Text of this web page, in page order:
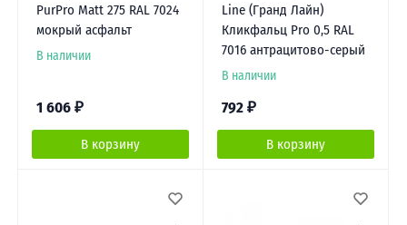
PurPro Matt 275 RAL 7024
мокрый асфальт
В наличии
1 606 ₽
В корзину
Line (Гранд Лайн)
Кликфальц Pro 0,5 RAL
7016 антрацитово-серый
В наличии
792 ₽
В корзину